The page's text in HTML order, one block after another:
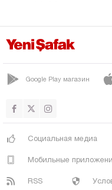
Центр
Терзиалан
Чанкыры
Google Play магазин
Социальная медиа
Мобильные
RSS